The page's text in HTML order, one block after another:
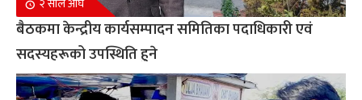
२ साल अघि
बैठकमा केन्द्रीय कार्यसम्पादन समितिका पदाधिकारी एवं
सदस्यहरूको उपस्थिति हुने